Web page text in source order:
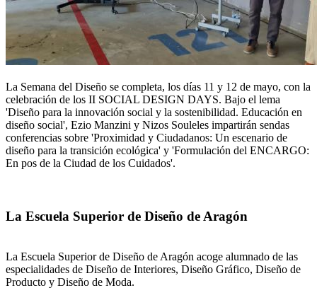
La Semana del Diseño se completa, los días 11 y 12 de mayo, con la
celebración de los II SOCIAL DESIGN DAYS. Bajo el lema
'Diseño para la innovación social y la sostenibilidad. Educación en
diseño social', Ezio Manzini y Nizos Souleles impartirán sendas
conferencias sobre 'Proximidad y Ciudadanos: Un escenario de
diseño para la transición ecológica' y 'Formulación del ENCARGO:
En pos de la Ciudad de los Cuidados'.
La Escuela Superior de Diseño de Aragón
La Escuela Superior de Diseño de Aragón acoge alumnado de las
especialidades de Diseño de Interiores, Diseño Gráfico, Diseño de
Producto y Diseño de Moda.